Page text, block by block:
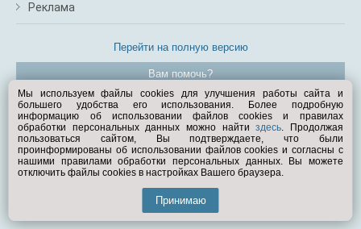
Реклама
Перейти на полную версию
Вам помочь?
© Exist.ru 1998—2026
Мы используем файлы cookies для улучшения работы сайта и
большего удобства его использования. Более подробную
информацию об использовании файлов cookies и правилах
обработки персональных данных можно найтиздесь. Продолжая
пользоваться сайтом, Вы подтверждаете, что были
проинформированы об использовании файлов cookies и согласны с
нашими правилами обработки персональных данных. Вы можете
отключить файлы cookies в настройках Вашего браузера.
Принимаю